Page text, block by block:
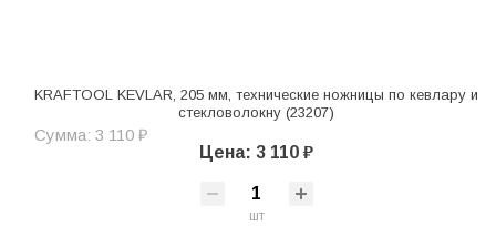
KRAFTOOL KEVLAR, 205 мм, технические ножницы по кевлару и
стекловолокну (23207)
Сумма: 3 110 ₽
Цена: 3 110 ₽
шт